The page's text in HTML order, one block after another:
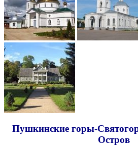
Пушкинские горы-
Остров